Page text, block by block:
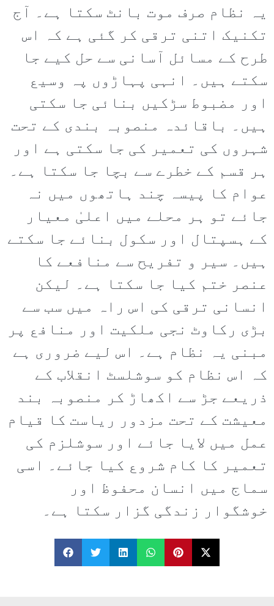
یہ نظام صرف موت بانٹ سکتا ہے۔ آج
تکنیک اتنی ترقی کر گئی ہے کہ اس
طرح کے مسائل آسانی سے حل کیے جا
سکتے ہیں۔ انہی پہاڑوں پہ وسیع
اور مضبوط سڑکیں بنائی جا سکتی
ہیں۔ باقائدہ منصوبہ بندی کے تحت
شہروں کی تعمیر کی جا سکتی ہے اور
ہر قسم کے خطرے سے بچا جا سکتا ہے۔
عوام کا پیسہ چند ہاتھوں میں نہ
جائے تو ہر محلے میں اعلیٰ معیار
کے ہسپتال اور سکول بنائے جا سکتے
ہیں۔ سیر و تفریح سے منافعے کا
عنصر ختم کیا جا سکتا ہے۔ لیکن
انسانی ترقی کی اس راہ میں سب سے
بڑی رکاوٹ نجی ملکیت اور منافع پر
مبنی یہ نظام ہے۔ اس لیے ضروری ہے
کہ اس نظام کو سوشلسٹ انقلاب کے
ذریعے جڑ سے اکھاڑ کر منصوبہ بند
معیشت کے تحت مزدور ریاست کا قیام
عمل میں لایا جائے اور سوشلزم کی
تعمیر کا کام شروع کیا جائے۔ اسی
سماج میں انسان محفوظ اور
خوشگوار زندگی گزار سکتا ہے۔